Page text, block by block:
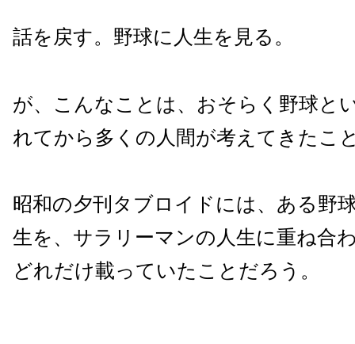
話を戻す。野球に人生を見る。
が、こんなことは、おそらく野球と
れてから多くの人間が考えてきたこ
昭和の夕刊タブロイドには、ある野
生を、サラリーマンの人生に重ね合
どれだけ載っていたことだろう。